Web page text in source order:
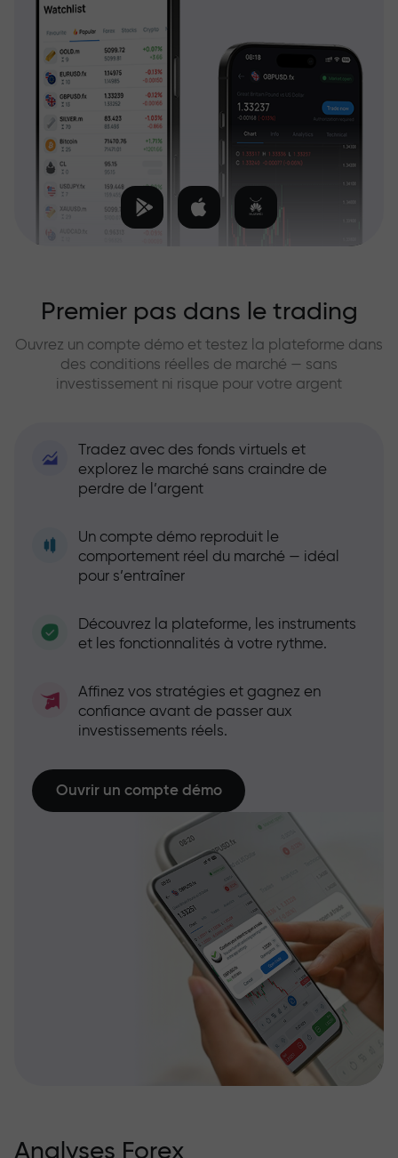
Premier pas dans le trading
Ouvrez un compte démo et testez la plateforme dans
des conditions réelles de marché — sans
investissement ni risque pour votre argent
Tradez avec des fonds virtuels et
explorez le marché sans craindre de
perdre de l’argent
Un compte démo reproduit le
comportement réel du marché — idéal
pour s’entraîner
Découvrez la plateforme, les instruments
et les fonctionnalités à votre rythme.
Affinez vos stratégies et gagnez en
confiance avant de passer aux
investissements réels.
Ouvrir un compte démo
Analyses Forex